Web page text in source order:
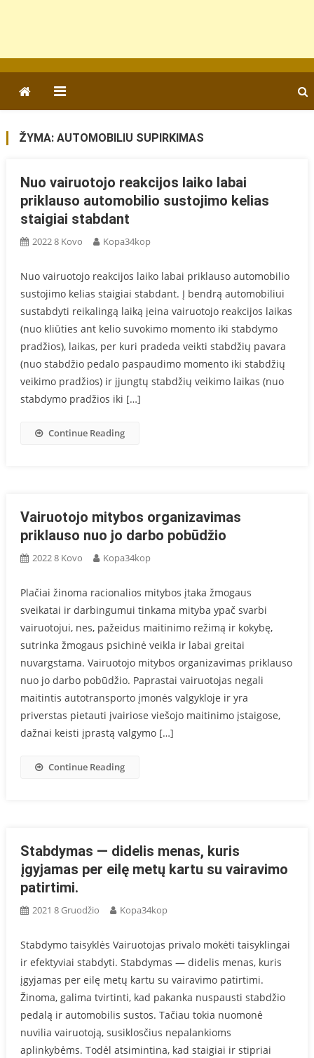
ŽYMA: AUTOMOBILIU SUPIRKIMAS
Nuo vairuotojo reakcijos laiko labai
priklauso automobilio sustojimo kelias
staigiai stabdant
2022 8 Kovo Kopa34kop
Nuo vairuotojo reakcijos laiko labai priklauso automobilio
sustojimo kelias staigiai stabdant. Į bendrą automobiliui
sustabdyti reikalingą laiką įeina vairuotojo reakcijos laikas
(nuo kliūties ant kelio suvokimo momento iki stabdymo
pradžios), laikas, per kuri pradeda veikti stabdžių pavara
(nuo stabdžio pedalo paspaudimo momento iki stabdžių
veikimo pradžios) ir įjungtų stabdžių veikimo laikas (nuo
stabdymo pradžios iki […]
Continue Reading
Vairuotojo mitybos organizavimas
priklauso nuo jo darbo pobūdžio
2022 8 Kovo Kopa34kop
Plačiai žinoma racionalios mitybos įtaka žmogaus
sveikatai ir darbingumui tinkama mityba ypač svarbi
vairuotojui, nes, pažeidus maitinimo režimą ir kokybę,
sutrinka žmogaus psichinė veikla ir labai greitai
nuvargstama. Vairuotojo mitybos organizavimas priklauso
nuo jo darbo pobūdžio. Paprastai vairuotojas negali
maitintis autotransporto įmonės valgykloje ir yra
priverstas pietauti įvairiose viešojo maitinimo įstaigose,
dažnai keisti įprastą valgymo […]
Continue Reading
Stabdymas — didelis menas, kuris
įgyjamas per eilę metų kartu su vairavimo
patirtimi.
2021 8 Gruodžio Kopa34kop
Stabdymo taisyklės Vairuotojas privalo mokėti taisyklingai
ir efektyviai stabdyti. Stabdymas — didelis menas, kuris
įgyjamas per eilę metų kartu su vairavimo patirtimi.
Žinoma, galima tvirtinti, kad pakanka nuspausti stabdžio
pedalą ir automobilis sustos. Tačiau tokia nuomonė
nuvilia vairuotoją, susiklosčius nepalankioms
aplinkybėms. Todėl atsimintina, kad staigiai ir stipriai